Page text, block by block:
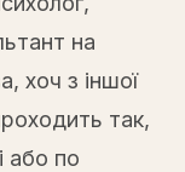
на
хоч з іншої
так,
або по